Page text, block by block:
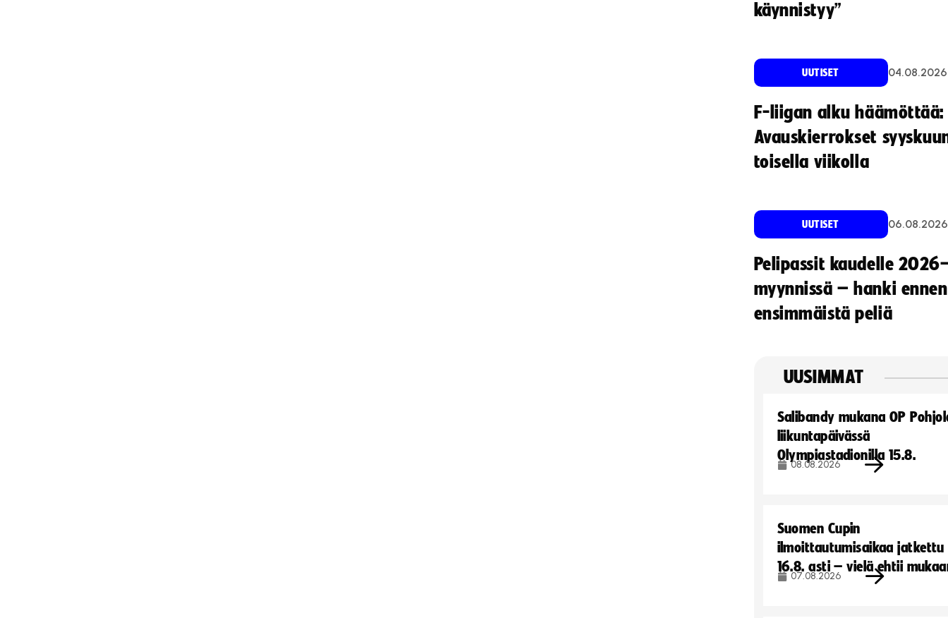
käynnistyy”
UUTISET 04.08.2026
F-liigan alku häämöttää:
Avauskierrokset
toisella viikolla
UUTISET 06.08.2026
Pelipassit kaudelle
myynnissä – hanki ennen
ensimmäistä peliä
UUSIMMAT
Salibandy mukana OP
liikuntapäivässä
Olympiastadionilla 15.8.
08.08.2026
Suomen Cupin
ilmoittautumisaikaa jatkettu
16.8. asti – vielä ehtii
07.08.2026